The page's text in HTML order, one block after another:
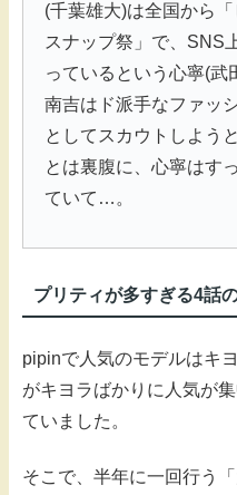
(千葉雄大)は全国から
スナップ祭」で、SNS
っているという心寧(武
南吉はド派手なファッ
としてスカウトしよう
とは裏腹に、心寧はす
ていて…。
プリティが多すぎる4話
pipinで人気のモデルはキ
がキヨラばかりに人気が
ていました。
そこで、半年に一回行う